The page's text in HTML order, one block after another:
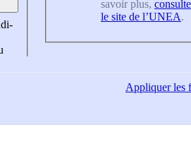
savoir plus,
le site de l’UNEA.
Appliquerles